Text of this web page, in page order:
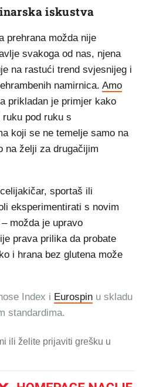
iskustva
prehrana možda nije
svakoga od nas, njena
na rastući trend svjesnijeg i
namirnica. Amo
prikladan je primjer kako
pod ruku s
koji se ne temelje samo na
na želji za drugačijim
sportaš ili
eksperimentirati s novim
možda je upravo
prava prilika da probate
i hrana bez glutena može
Index i Eurospin u skladu
standardima.
ili želite prijaviti grešku u